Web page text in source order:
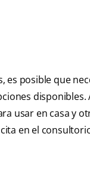
posible que
usar en casa y
en el